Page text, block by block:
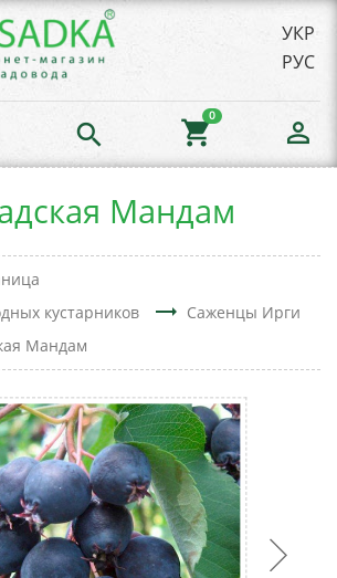
УКР
РУС
search shopping_cart
0
person_outline
Мандам
кустарников trending_flat Саженцы Ирги
Мандам